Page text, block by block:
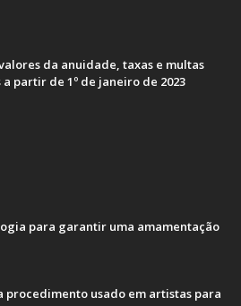
da anuidade, taxas e multas
partir de 1º de janeiro de 2023
para garantir uma amamentação
procedimento usado em artistas para